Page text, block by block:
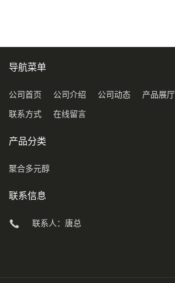
导航菜单
公司首页 公司介绍 公司动态 产品展厅
联系方式 在线留言
产品分类
聚合多元醇
联系信息
联系人：唐总